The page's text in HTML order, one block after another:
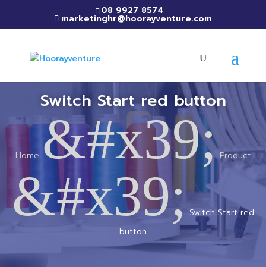
08 9927 8574
marketinghr@hoorayventure.com
Switch Start red button
Home &#x39; Product
&#x39; Switch Start red
button